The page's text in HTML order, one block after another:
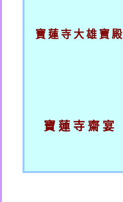
寶 蓮 寺 大 雄 寶 殿
寶 蓮 寺 齋 宴